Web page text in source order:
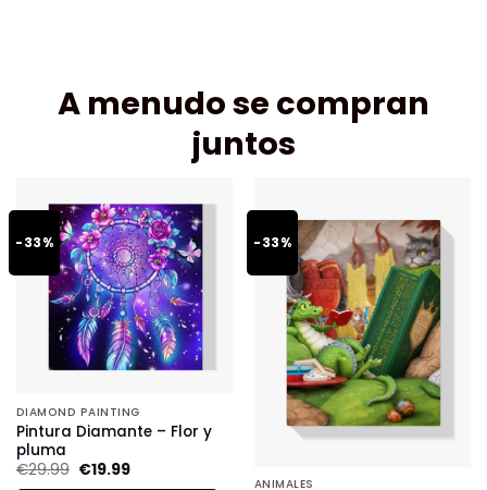
A menudo se compran
juntos
-33%
DIAMOND PAINTING
Pintura Diamante – Flor y
pluma
€29.99 €19.99
-33%
ANIMALES